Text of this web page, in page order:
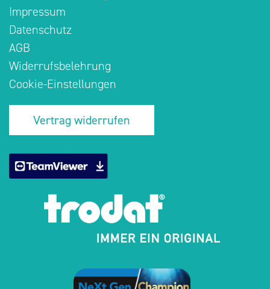
Impressum
Datenschutz
AGB
Widerrufsbelehrung
Cookie-Einstellungen
Vertrag widerrufen